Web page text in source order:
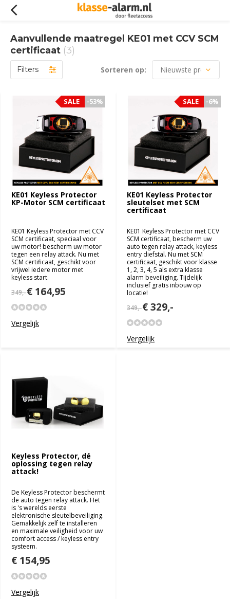
Aanvullende maatregel KE01 met CCV SCM
certificaat (3)
Filters Sorteren op:
KE01 Keyless Protector
KP-Motor SCM certificaat
KE01 Keyless Protector met CCV
SCM certificaat, speciaal voor
uw motor! bescherm uw motor
tegen een relay attack. Nu met
SCM certificaat, geschikt voor
vrijwel iedere motor met
keyless start.
349,-€ 164,95
-53%
SALE
Vergelijk
-53%
SALE
KE01 Keyless Protector
sleutelset met SCM
certificaat
KE01 Keyless Protector met CCV
SCM certificaat, bescherm uw
auto tegen relay attack, keyless
entry diefstal. Nu met SCM
certificaat, geschikt voor klasse
1, 2, 3, 4, 5 als extra klasse
alarm beveiliging. Tijdelijk
inclusief gratis inbouw op
locatie!
349,-€ 329,-
-6%
SALE
Vergelijk
-6%
SALE
Keyless Protector, dé
oplossing tegen relay
attack!
De Keyless Protector beschermt
de auto tegen relay attack. Het
is 's werelds eerste
elektronische sleutelbeveiliging.
Gemakkelijk zelf te installeren
en maximale veiligheid voor uw
comfort access / keyless entry
systeem.
€ 154,95
Vergelijk